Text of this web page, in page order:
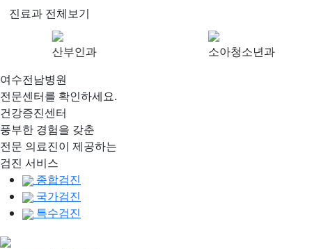
진료과 전체보기
소아청소년과
여수전남병원
전문센터를 확인하세요.
건강증진센터
풍부한 경험을 갖춘
전문 의료진이 제공하는
검진 서비스
종합검진
국가검진
특수검진